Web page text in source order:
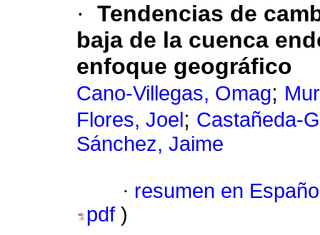
· Tendencias de
baja de la cuenca
enfoque geográfico
Cano-Villegas, Omag;
Flores, Joel ; Castañeda-
Sánchez, Jaime
· resumen en
pdf )